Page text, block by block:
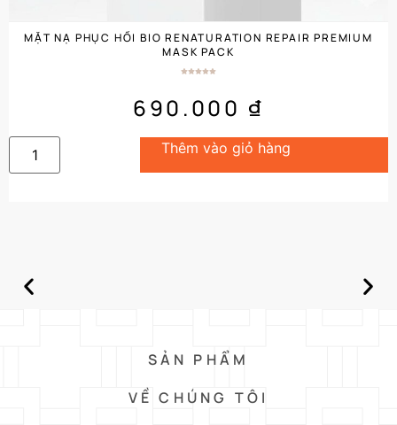
MẶT NẠ PHỤC HỒI BIO RENATURATION REPAIR PREMIUM
MASK PACK
690.000 ₫
Thêm vào giỏ hàng
SẢN PHẨM
VỀ CHÚNG TÔI